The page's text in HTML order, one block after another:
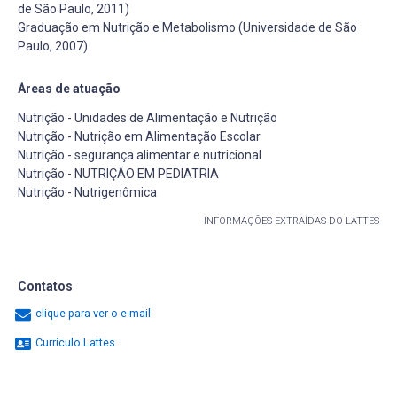
de São Paulo, 2011)
Graduação em Nutrição e Metabolismo (Universidade de São
Paulo, 2007)
Áreas de atuação
Nutrição - Unidades de Alimentação e Nutrição
Nutrição - Nutrição em Alimentação Escolar
Nutrição - segurança alimentar e nutricional
Nutrição - NUTRIÇÃO EM PEDIATRIA
Nutrição - Nutrigenômica
INFORMAÇÕES EXTRAÍDAS DO LATTES
Contatos
clique para ver o e-mail
Currículo Lattes